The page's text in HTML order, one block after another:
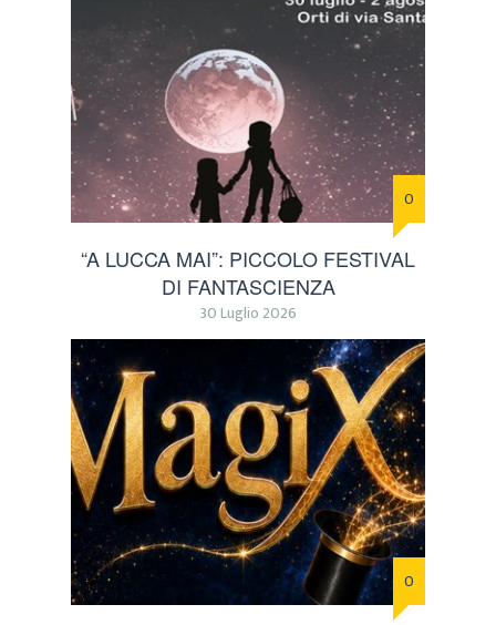
0
“A LUCCA MAI”: PICCOLO FESTIVAL
DI FANTASCIENZA
30 Luglio 2026
0